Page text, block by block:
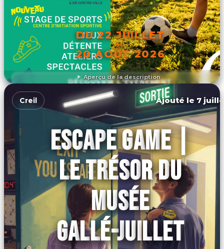
Aperçu de la description
DU 22 JUILLET
AU
20 AOÛT 2026
DÉCOUVRIR L'ÉVÉNEMENT
Creil Ajouté le 7
ESCAPE GAME |
LE TRÉSOR DU
MUSÉE
GALLÉ-JUILLET